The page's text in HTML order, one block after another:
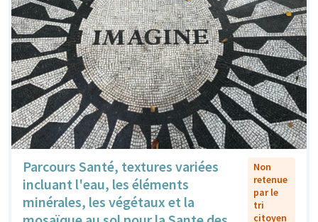
Parcours Santé, textures variées
incluant l'eau, les éléments
minérales, les végétaux et la
Non
retenue
par le
tri
citoyen